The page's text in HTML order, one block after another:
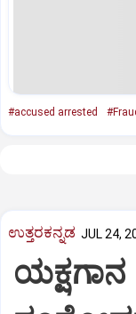
#accused arrested
ಉತ್ತರಕನ್ನಡ JUL 24,